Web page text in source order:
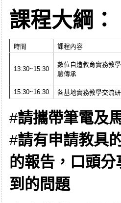
課程大綱：
時間 課程內容
13:30~15:30
數位自造教育實務教
驗傳承
15:30~16:30 各基地實務教學交流
#請攜帶筆電及
#請有申請教具
的報告，口頭
到的問題